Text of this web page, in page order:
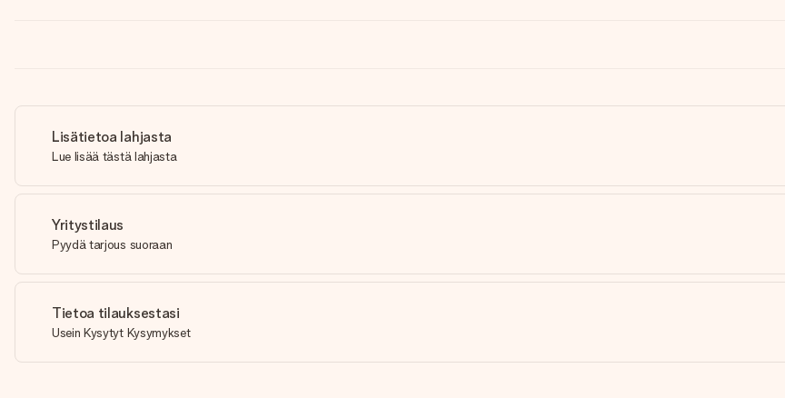
Lisätietoa lahjasta
Lue lisää tästä lahjasta
Yritystilaus
Pyydä tarjous suoraan
Tietoa tilauksestasi
Usein Kysytyt Kysymykset